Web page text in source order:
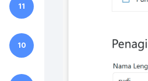
11
10